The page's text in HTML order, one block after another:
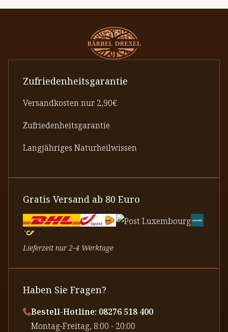
Zufriedenheitsgarantie
Versandkosten nur 2,90€
Zufriedenheitsgarantie
Langjähriges Naturheilwissen
Gratis Versand ab 80 Euro
Lieferzeit nur 2-4 Werktage
Haben Sie Fragen?
Bestell-Hotline: 08276 518 400
⁠Montag-Freitag, 8:00 - 20:00